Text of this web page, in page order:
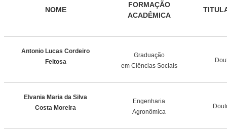
NOME
FORMAÇÃO
ACADÊMICA
Antonio Lucas Cordeiro
Feitosa
Graduação
em Ciências Sociais
Elvania Maria da Silva
Costa Moreira
Engenharia
Agronômica